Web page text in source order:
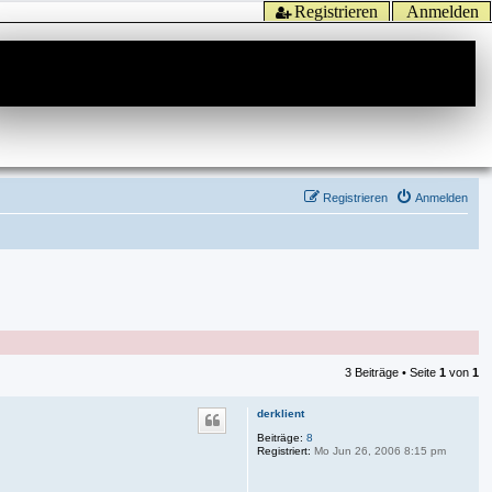
Anmelden
Registrieren
Anmelden
Registrieren
3 Beiträge • Seite 1 von 1
derklient
Beiträge: 8
Registriert: Mo Jun 26, 2006 8:15 pm